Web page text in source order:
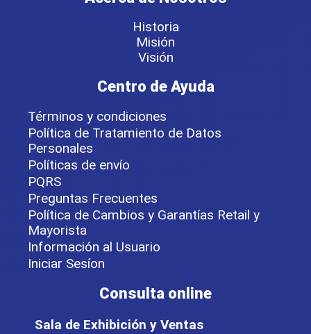
Historia
Misión
Visión
Centro de Ayuda
Términos y condiciones
Política de Tratamiento de Datos
Personales
Políticas de envío
PQRS
Preguntas Frecuentes
Política de Cambios y Garantías Retail y
Mayorista
Información al Usuario
Iniciar Sesíon
Consulta online
Sala de Exhibición y Ventas